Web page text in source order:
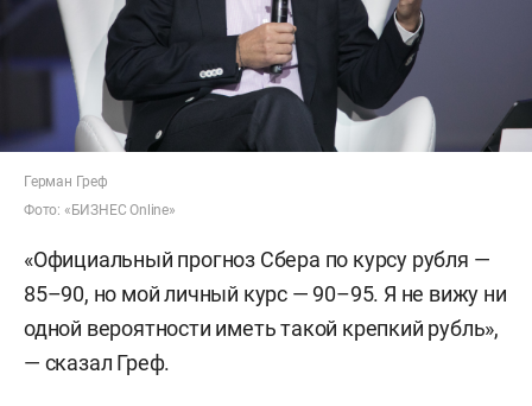
Герман Греф
Фото: «БИЗНЕС Online»
«Официальный прогноз Сбера по курсу рубля —
85–90, но мой личный курс — 90–95. Я не вижу ни
одной вероятности иметь такой крепкий рубль»,
— сказал Греф.